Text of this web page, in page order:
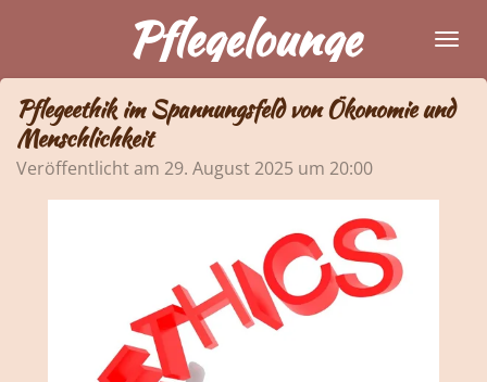
springen
Pflegelounge
Pflegeethik im Spannungsfeld von Ökonomie und
Menschlichkeit
Veröffentlicht am 29. August 2025 um 20:00